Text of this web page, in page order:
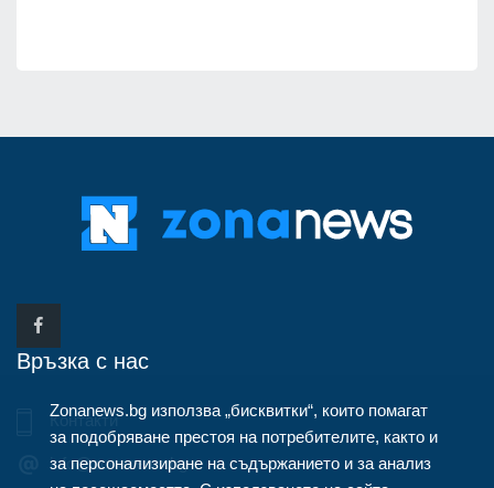
Връзка с нас
Контакти
info@zonanews.bg
Zonanews.bg използва „бисквитки“, които помагат
за подобряване престоя на потребителите, както и
за персонализиране на съдържанието и за анализ